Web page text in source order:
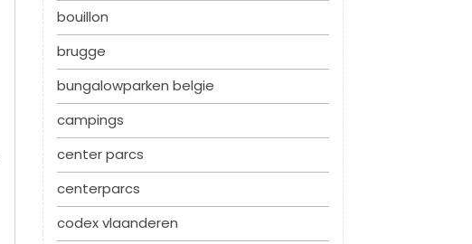
bouillon
brugge
bungalowparken belgie
campings
center parcs
centerparcs
codex vlaanderen